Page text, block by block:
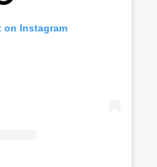
on Instagram